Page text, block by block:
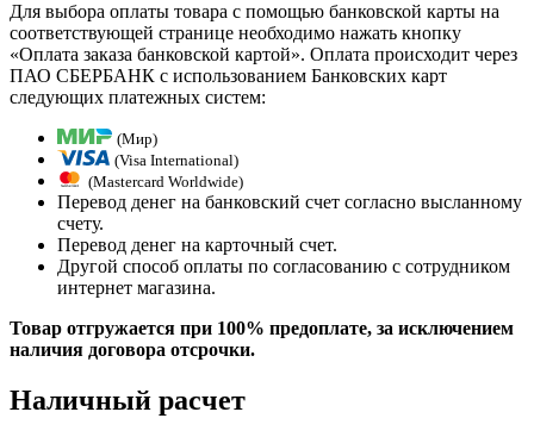
Для выбора оплаты товара с помощью банковской карты на
соответствующей странице необходимо нажать кнопку
«Оплата заказа банковской картой». Оплата происходит через
ПАО СБЕРБАНК с использованием Банковских карт
следующих платежных систем:
(Мир)
(Visa International)
(Mastercard Worldwide)
Перевод денег на банковский счет согласно высланному
счету.
Перевод денег на карточный счет.
Другой способ оплаты по согласованию с сотрудником
интернет магазина.
Товар отгружается при 100% предоплате, за исключением
наличия договора отсрочки.
Наличный расчет